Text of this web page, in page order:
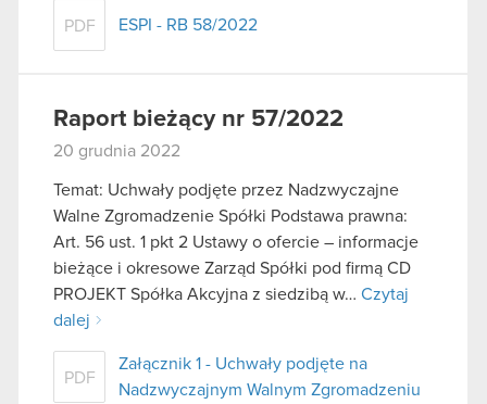
PDF ESPI - RB 58/2022
Raport bieżący nr 57/2022
20 grudnia 2022
Temat: Uchwały podjęte przez Nadzwyczajne
Walne Zgromadzenie Spółki Podstawa prawna:
Art. 56 ust. 1 pkt 2 Ustawy o ofercie – informacje
bieżące i okresowe Zarząd Spółki pod firmą CD
PROJEKT Spółka Akcyjna z siedzibą w… Czytaj
dalej
PDF
Załącznik 1 - Uchwały podjęte na
Nadzwyczajnym Walnym Zgromadzeniu